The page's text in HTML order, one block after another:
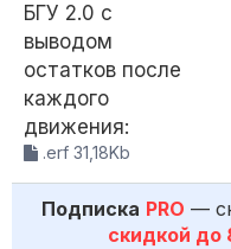
БГУ 2.0 с
выводом
остатков после
каждого
движения:
.erf 31,18Kb
Подписка PRO —
скидкой до